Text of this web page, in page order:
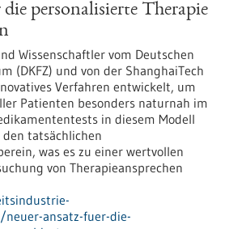
personalisierte Therapie
Wissenschaftler vom Deutschen
(DKFZ) und von der ShanghaiTech
Verfahren entwickelt, um
Patienten besonders naturnah im
in diesem Modell
tatsächlichen
was es zu einer wertvollen
von Therapieansprechen
ansatz-fuer-die-